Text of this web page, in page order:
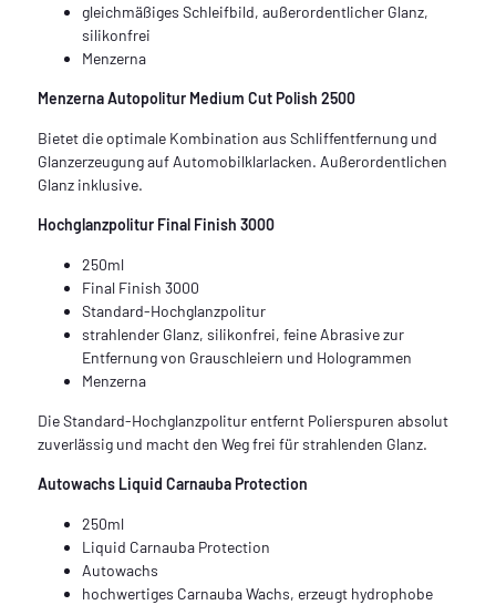
gleichmäßiges Schleifbild, außerordentlicher Glanz,
silikonfrei
Menzerna
Menzerna Autopolitur Medium Cut Polish 2500
Bietet die optimale Kombination aus Schliffentfernung und
Glanzerzeugung auf Automobilklarlacken. Außerordentlichen
Glanz inklusive.
Hochglanzpolitur Final Finish 3000
250ml
Final Finish 3000
Standard-Hochglanzpolitur
strahlender Glanz, silikonfrei, feine Abrasive zur
Entfernung von Grauschleiern und Hologrammen
Menzerna
Die Standard-Hochglanzpolitur entfernt Polierspuren absolut
zuverlässig und macht den Weg frei für strahlenden Glanz.
Autowachs Liquid Carnauba Protection
250ml
Liquid Carnauba Protection
Autowachs
hochwertiges Carnauba Wachs, erzeugt hydrophobe